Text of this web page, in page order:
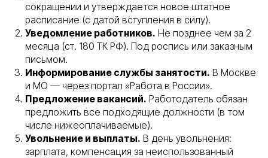
сокращении и утверждается новое штатное
расписание (с датой вступления в силу).
Уведомление работников. Не позднее чем за 2
месяца (ст. 180 ТК РФ). Под роспись или заказным
письмом.
Информирование службы занятости. В Москве
и МО — через портал «Работа в России».
Предложение вакансий. Работодатель обязан
предложить все подходящие должности (в том
числе нижеоплачиваемые).
Увольнение и выплаты. В день увольнения:
зарплата, компенсация за неиспользованный